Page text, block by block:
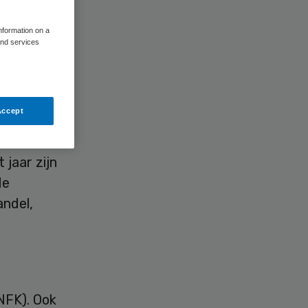
jaar zijn
Ook
on a
services